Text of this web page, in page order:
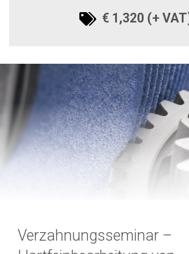
€ 1,320 (+
Verzahnungsseminar –